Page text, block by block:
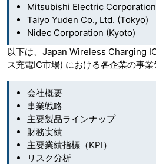
Mitsubishi Electric
Taiyo Yuden Co., Ltd. (Tokyo)
Nidec Corporation (Kyoto)
以下は、Japan Wireless Charging
ス充電IC市場) における各企業の事業
会社概要
事業戦略
主要製品ラインナップ
財務実績
主要業績指標（KPI）
リスク分析